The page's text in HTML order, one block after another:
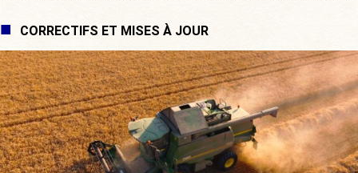
CORRECTIFS ET MISES À JOUR